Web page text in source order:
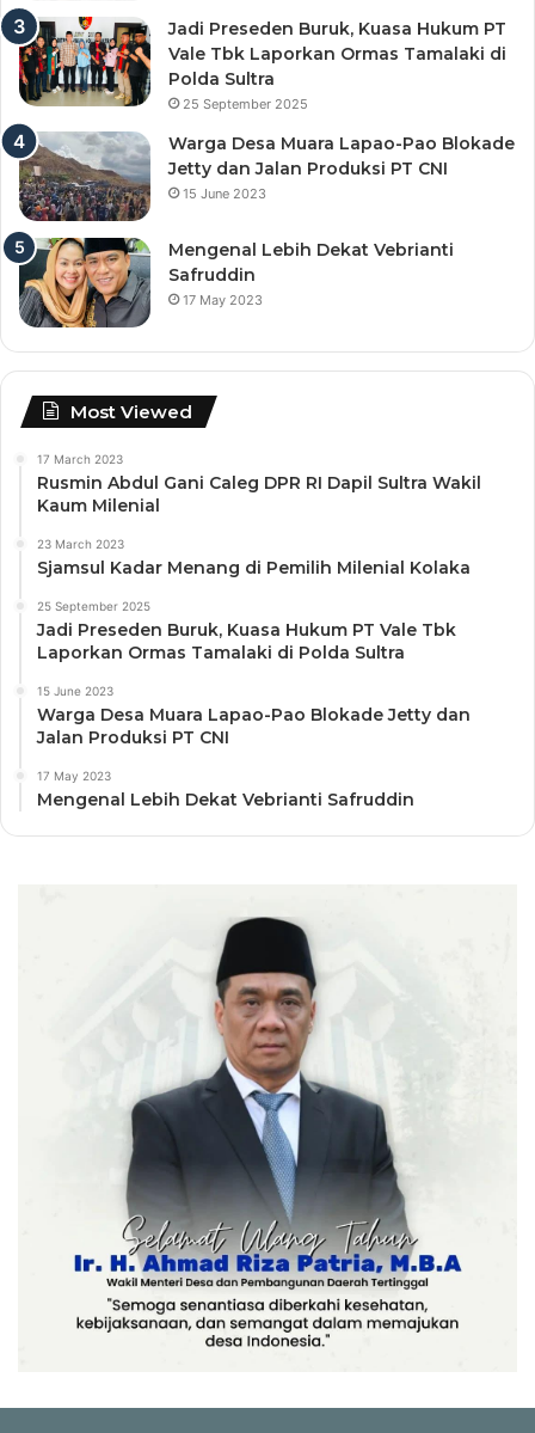
Jadi Preseden Buruk, Kuasa Hukum PT
Vale Tbk Laporkan Ormas Tamalaki di
Polda Sultra
25 September 2025
Warga Desa Muara Lapao-Pao Blokade
Jetty dan Jalan Produksi PT CNI
15 June 2023
Mengenal Lebih Dekat Vebrianti
Safruddin
17 May 2023
Most Viewed
17 March 2023
Rusmin Abdul Gani Caleg DPR RI Dapil Sultra Wakil
Kaum Milenial
23 March 2023
Sjamsul Kadar Menang di Pemilih Milenial Kolaka
25 September 2025
Jadi Preseden Buruk, Kuasa Hukum PT Vale Tbk
Laporkan Ormas Tamalaki di Polda Sultra
15 June 2023
Warga Desa Muara Lapao-Pao Blokade Jetty dan
Jalan Produksi PT CNI
17 May 2023
Mengenal Lebih Dekat Vebrianti Safruddin